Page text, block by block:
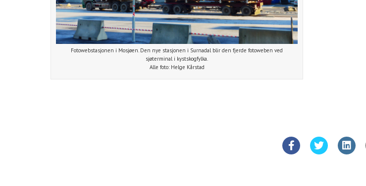
Fotowebstasjonen i Mosjøen. Den nye stasjonen i Surnadal blir den fjerde fotoweben ved
sjøterminal i kystskogfylka.
Alle foto: Helge Kårstad